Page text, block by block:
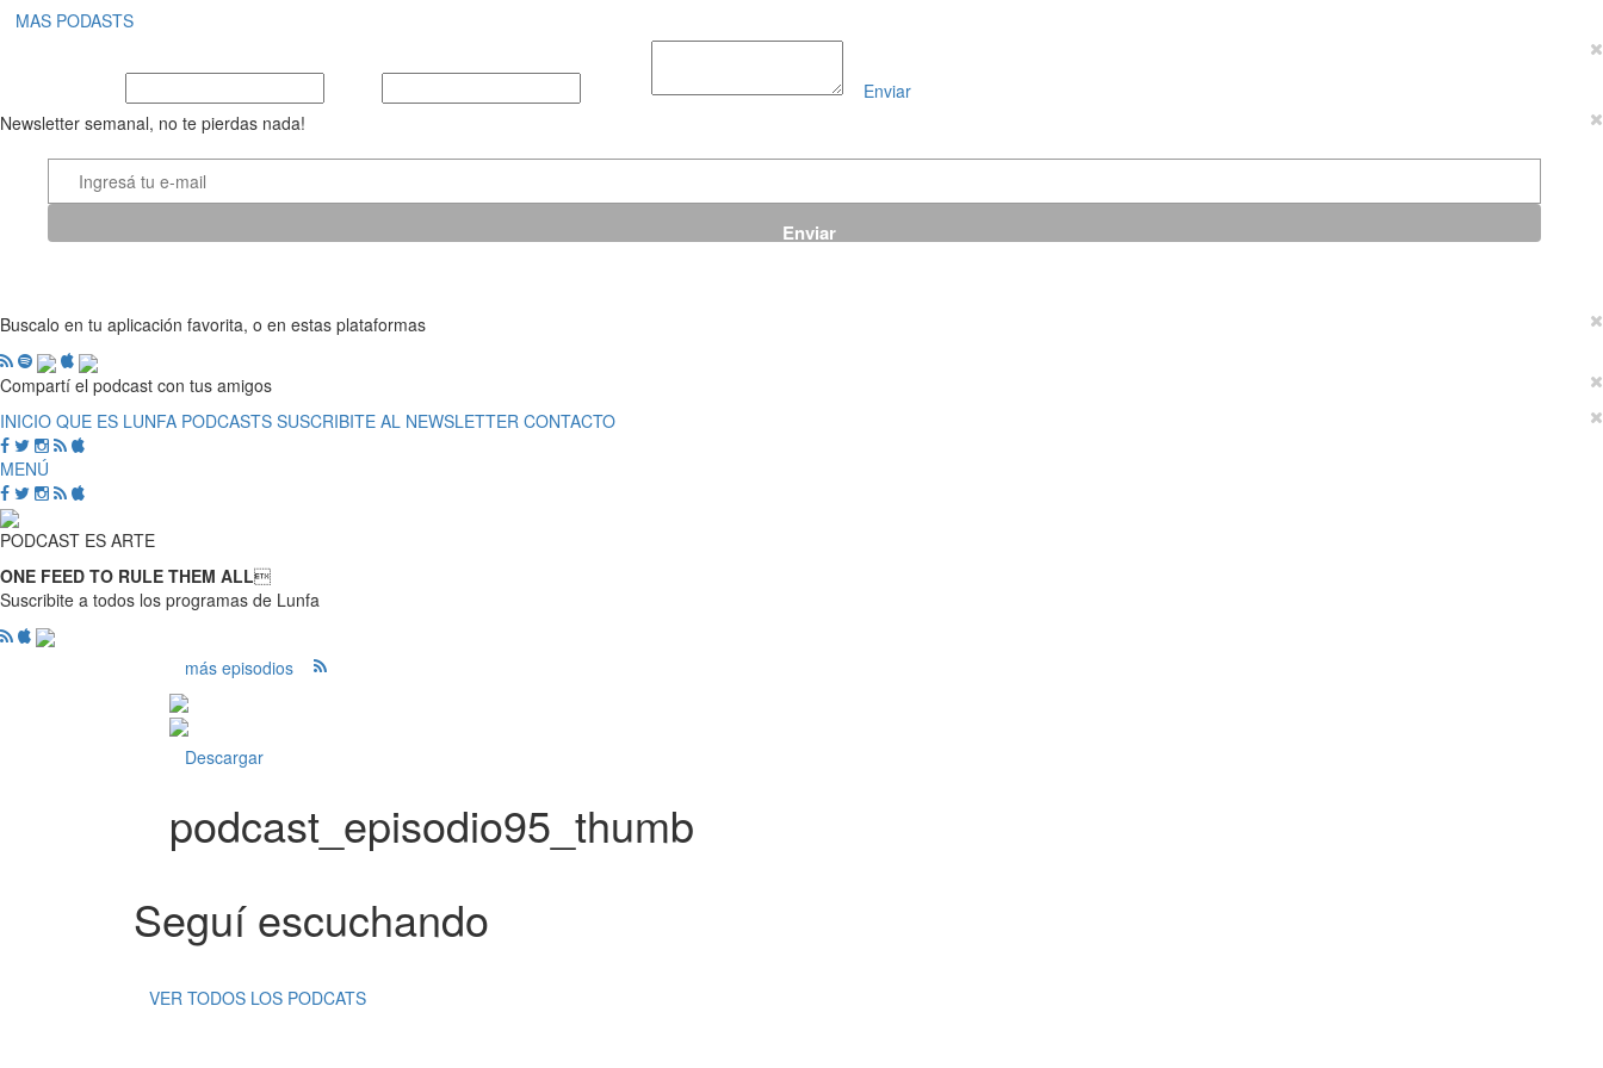
MAS PODASTS
Enviar
Newsletter semanal, no te pierdas nada!
Buscalo en tu aplicación favorita, o en estas plataformas
Compartí el podcast con tus amigos
INICIO QUE ES LUNFA PODCASTS SUSCRIBITE AL NEWSLETTER CONTACTO
MENÚ
PODCAST ES ARTE
ONE FEED TO RULE THEM ALL
Suscribite a todos los programas de Lunfa
más episodios
Descargar
podcast_episodio95_thumb
Seguí escuchando
VER TODOS LOS PODCATS